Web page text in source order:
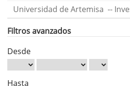
Buscar
artículos
por
Filtros avanzados
Desde
Hasta